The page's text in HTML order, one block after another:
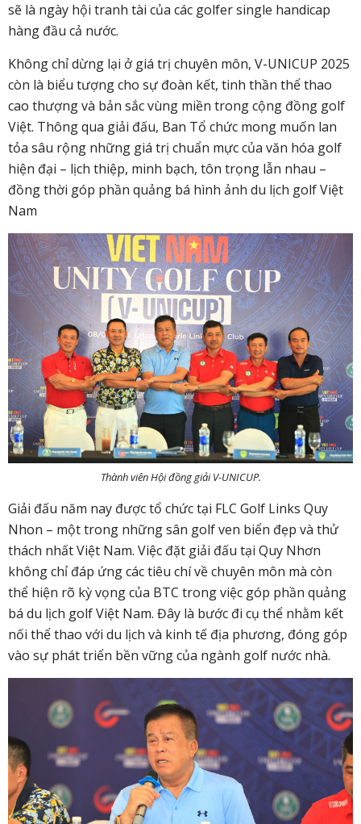
sẽ là ngày hội tranh tài của các golfer single handicap
hàng đầu cả nước.
Không chỉ dừng lại ở giá trị chuyên môn, V-UNICUP 2025
còn là biểu tượng cho sự đoàn kết, tinh thần thể thao
cao thượng và bản sắc vùng miền trong cộng đồng golf
Việt. Thông qua giải đấu, Ban Tổ chức mong muốn lan
tỏa sâu rộng những giá trị chuẩn mực của văn hóa golf
hiện đại – lịch thiệp, minh bạch, tôn trọng lẫn nhau –
đồng thời góp phần quảng bá hình ảnh du lịch golf Việt
Nam
Thành viên Hội đồng giải V-UNICUP.
Giải đấu năm nay được tổ chức tại FLC Golf Links Quy
Nhon – một trong những sân golf ven biển đẹp và thử
thách nhất Việt Nam. Việc đặt giải đấu tại Quy Nhơn
không chỉ đáp ứng các tiêu chí về chuyên môn mà còn
thể hiện rõ kỳ vọng của BTC trong việc góp phần quảng
bá du lịch golf Việt Nam. Đây là bước đi cụ thể nhằm kết
nối thể thao với du lịch và kinh tế địa phương, đóng góp
vào sự phát triển bền vững của ngành golf nước nhà.